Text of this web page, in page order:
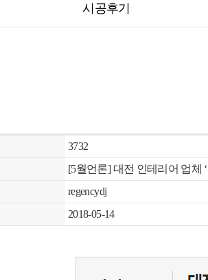
시공후기
3732
[5월언론] 대전 인테리어 업체
regencydj
2018-05-14